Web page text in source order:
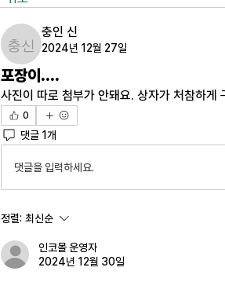
충인 신
충인 신
2024년 12월 27일
포장이....
사진이 따로 첨부가 안돼요. 상자가 처참하게
0
댓글 1개
댓글을 입력하세요.
정렬: 최신순
인코몰 운영자
2024년 12월 30일